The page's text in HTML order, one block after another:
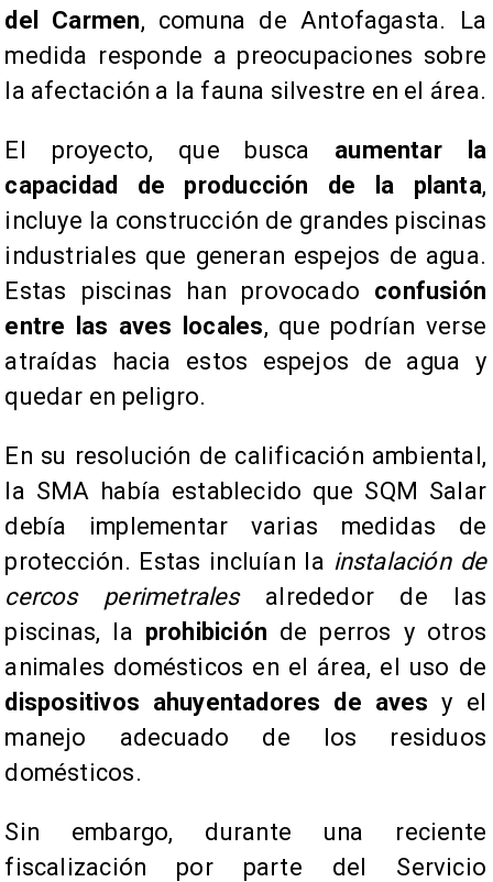
del Carmen, comuna de Antofagasta. La
medida responde a preocupaciones sobre
la afectación a la fauna silvestre en el área.
El proyecto, que busca aumentar la
capacidad de producción de la planta,
incluye la construcción de grandes piscinas
industriales que generan espejos de agua.
Estas piscinas han provocado confusión
entre las aves locales, que podrían verse
atraídas hacia estos espejos de agua y
quedar en peligro.
En su resolución de calificación ambiental,
la SMA había establecido que SQM Salar
debía implementar varias medidas de
protección. Estas incluían la instalación de
cercos perimetrales alrededor de las
piscinas, la prohibición de perros y otros
animales domésticos en el área, el uso de
dispositivos ahuyentadores de aves y el
manejo adecuado de los residuos
domésticos.
Sin embargo, durante una reciente
fiscalización por parte del Servicio